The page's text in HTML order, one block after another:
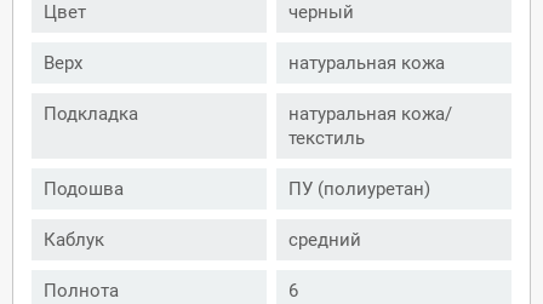
Цвет черный
Верх натуральная кожа
Подкладка
натуральная кожа/
текстиль
Подошва ПУ (полиуретан)
Каблук средний
Полнота 6